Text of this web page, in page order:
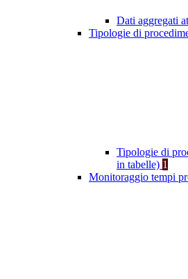
Dati aggregati
Tipologie di
Tipologie di
in tabelle) 1
Monitoraggio tempi